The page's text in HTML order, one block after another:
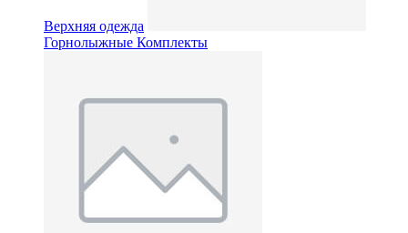
Верхняя одежда
Горнолыжные Комплекты